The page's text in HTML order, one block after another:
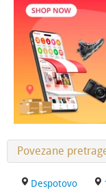
Povezane
Despotovo